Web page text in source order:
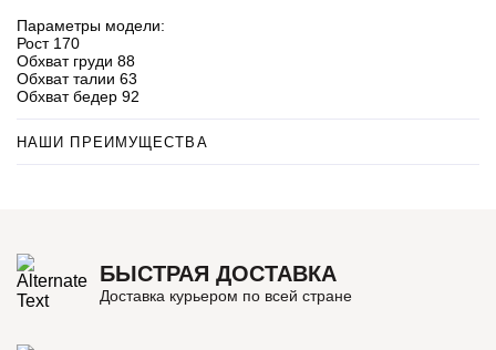
Параметры модели:
Рост 170
Обхват груди 88
Обхват талии 63
Обхват бедер 92
НАШИ ПРЕИМУЩЕСТВА
БЫСТРАЯ ДОСТАВКА
Доставка курьером по всей стране